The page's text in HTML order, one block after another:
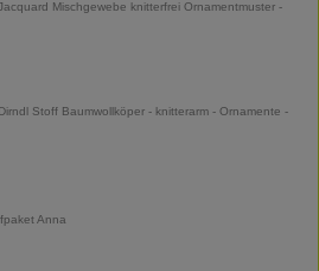
Mischgewebe knitterfrei Ornamentmuster -
Stoff Baumwollköper - knitterarm - Ornamente -
Anna